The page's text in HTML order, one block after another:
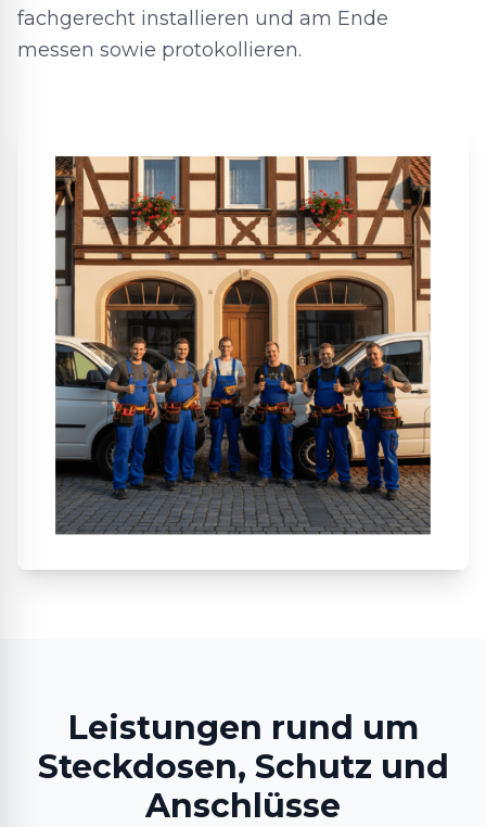
fachgerecht installieren und am Ende
messen sowie protokollieren.
Leistungen rund um
Steckdosen, Schutz und
Anschlüsse